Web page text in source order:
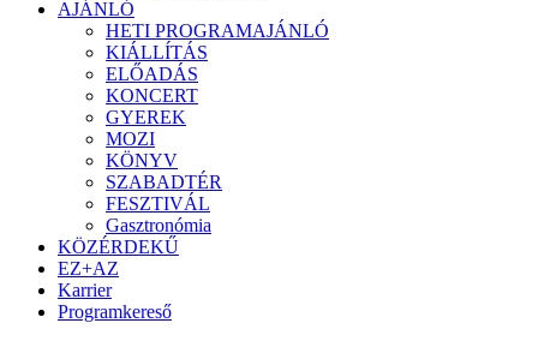
AJÁNLÓ
HETI PROGRAMAJÁNLÓ
KIÁLLÍTÁS
ELŐADÁS
KONCERT
GYEREK
MOZI
KÖNYV
SZABADTÉR
FESZTIVÁL
Gasztronómia
KÖZÉRDEKŰ
EZ+AZ
Karrier
Programkereső